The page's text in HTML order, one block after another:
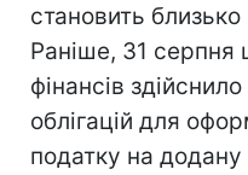
становить
Раніше, 31 серпня
фінансів
облігацій для
податку на додану